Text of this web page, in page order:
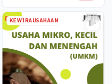
KEWIRAUSAHAAN